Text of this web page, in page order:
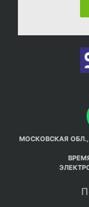
МОСКОВСКАЯ ОБЛ.,